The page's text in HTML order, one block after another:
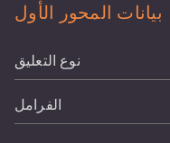
بيانات المحور الأول
نوع التعليق
الفرامل